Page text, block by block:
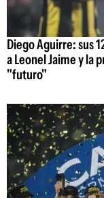
Diego Aguirre: sus
a Leonel Jaime y la
"futuro"